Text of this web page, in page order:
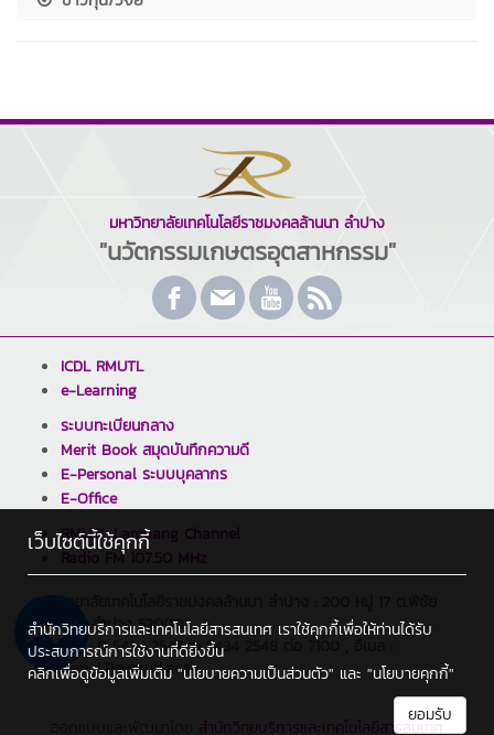
มหาวิทยาลัยเทคโนโลยีราชมงคลล้านนา ลำปาง
"นวัตกรรมเกษตรอุตสาหกรรม"
ICDL RMUTL
e-Learning
ระบบทะเบียนกลาง
Merit Book สมุดบันทึกความดี
E-Personal ระบบบุคลากร
E-Office
RMUTL Lampang Channel
Radio FM 107.50 MHz
มหาวิทยาลัยเทคโนโลยีราชมงคลล้านนา ลำปาง : 200 หมู่ 17 ต.พิชัย
อ.เมือง จ.ลำปาง 52000
โทรศัพท์ : 0 5434 2547, 0 5434 2548 ต่อ 7100 , อีเมล :
saraban_LP@rmutl.ac.th
เว็บไซต์นี้ใช้คุกกี้
สำนักวิทยบริการและเทคโนโลยีสารสนเทศ เราใช้คุกกี้เพื่อให้ท่านได้รับ
ประสบการณ์การใช้งานที่ดียิ่งขึ้น
คลิกเพื่อดูข้อมูลเพิ่มเติม "นโยบายความเป็นส่วนตัว" และ "นโยบายคุกกี้"
ยอมรับ
สำนักวิทยบริการและเทคโนโลยีสารสนเทศ